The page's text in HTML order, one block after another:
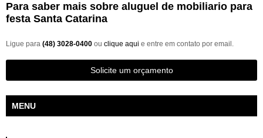
Para saber mais sobre aluguel de mobiliario para
festa Santa Catarina
Ligue para (48) 3028-0400 ou clique aqui e entre em contato por email.
Solicite um orçamento
MENU